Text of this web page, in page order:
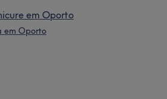
em Oporto
em Oporto